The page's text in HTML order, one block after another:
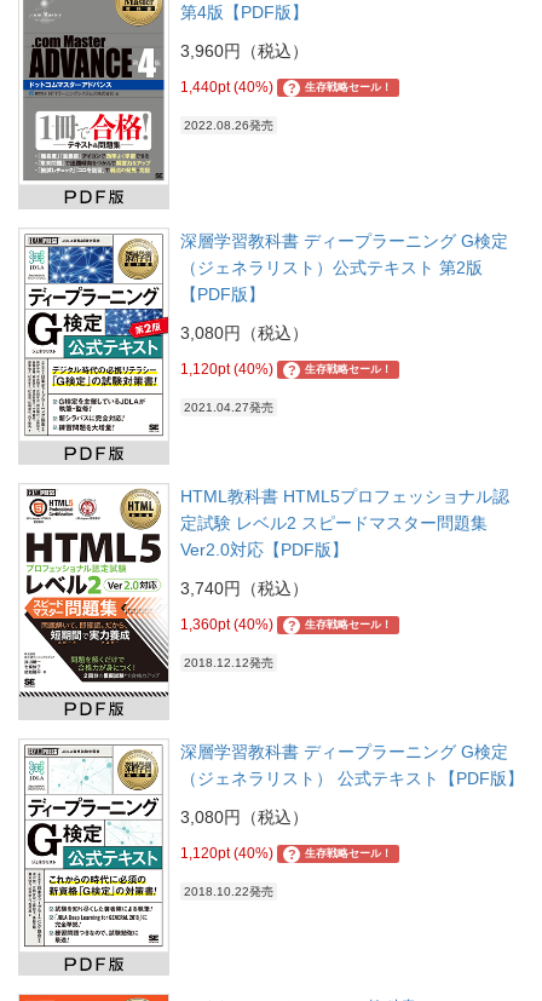
第4版【PDF版】
3,960円（税込）
1,440pt (40%) ? 生存戦略セール！
2022.08.26発売
深層学習教科書 ディープラーニング G検定
（ジェネラリスト）公式テキスト 第2版
【PDF版】
3,080円（税込）
1,120pt (40%) ? 生存戦略セール！
2021.04.27発売
HTML教科書 HTML5プロフェッショナル認
定試験 レベル2 スピードマスター問題集
Ver2.0対応【PDF版】
3,740円（税込）
1,360pt (40%) ? 生存戦略セール！
2018.12.12発売
深層学習教科書 ディープラーニング G検定
（ジェネラリスト） 公式テキスト【PDF版】
3,080円（税込）
1,120pt (40%) ? 生存戦略セール！
2018.10.22発売